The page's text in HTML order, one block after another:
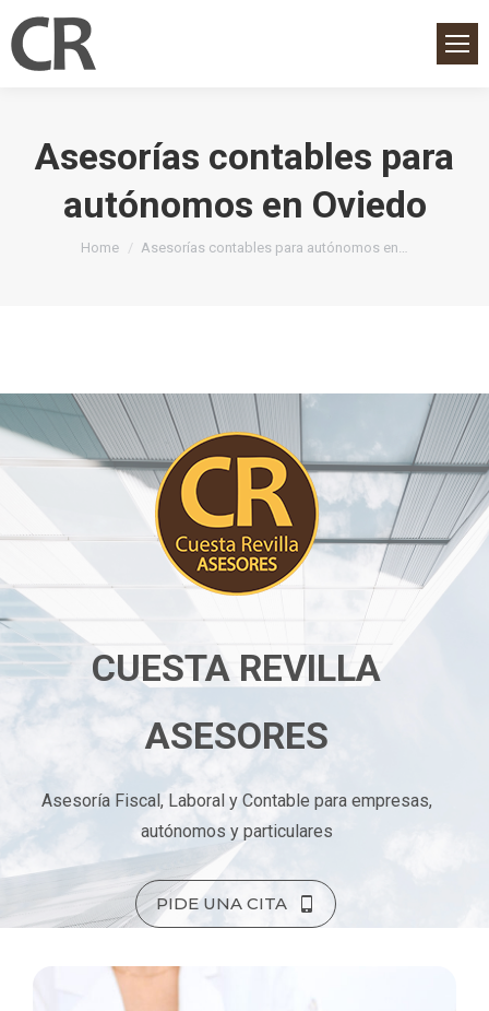
Asesorías contables para
autónomos en Oviedo
You are here:
Home Asesorías contables para autónomos en…
CUESTA REVILLA
ASESORES
Asesoría Fiscal, Laboral y Contable para empresas,
autónomos y particulares
PIDE UNA CITA